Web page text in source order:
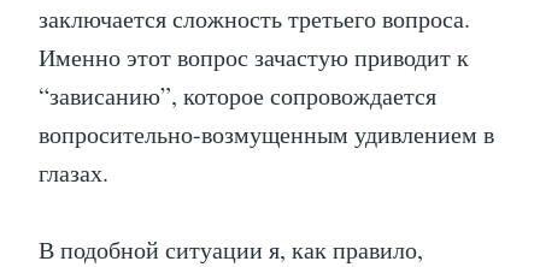
заключается сложность третьего вопроса.
Именно этот вопрос зачастую приводит к
“зависанию”, которое сопровождается
вопросительно-возмущенным удивлением в
глазах.
В подобной ситуации я, как правило,